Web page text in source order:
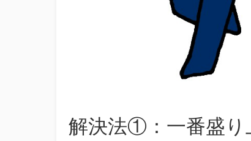
解決法①：一番盛り